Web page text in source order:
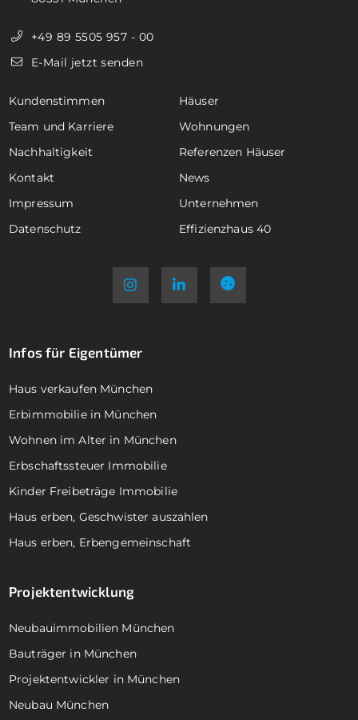
+49 89 5505 957 - 00
E-Mail jetzt senden
Kundenstimmen
Häuser
Team und Karriere
Wohnungen
Nachhaltigkeit
Referenzen Häuser
Kontakt
News
Impressum
Unternehmen
Datenschutz
Effizienzhaus 40
Infos für Eigentümer
Haus verkaufen München
Erbimmobilie in München
Wohnen im Alter in München
Erbschaftssteuer Immobilie
Kinder Freibeträge Immobilie
Haus erben, Geschwister auszahlen
Haus erben, Erbengemeinschaft
Projektentwicklung
Neubauimmobilien München
Bauträger in München
Projektentwickler in München
Neubau München